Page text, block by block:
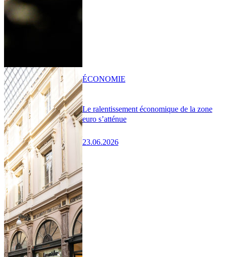
Le ralentissement économique de la zone
euro s’atténue
23.06.2026
ÉCONOMIE